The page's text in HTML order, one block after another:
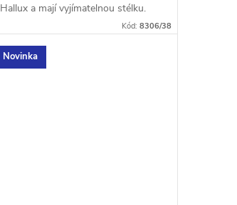
Hallux a mají vyjímatelnou stélku.
Šířka: H Velikostní tabulka níže v
Kód: 8306/38
Novinka